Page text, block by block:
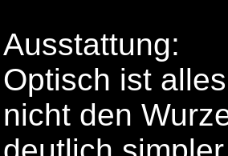
Ausstattung:
Optisch ist
nicht den